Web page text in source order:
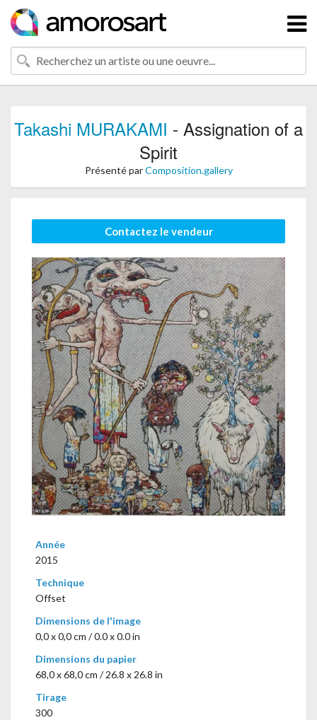
Takashi MURAKAMI - Assignation of a
Spirit
Présenté parComposition.gallery
Contactez le vendeur
Année
2015
Technique
Offset
Dimensions de l'image
0,0 x 0,0 cm / 0.0 x 0.0 in
Dimensions du papier
68,0 x 68,0 cm / 26.8 x 26.8 in
Tirage
300